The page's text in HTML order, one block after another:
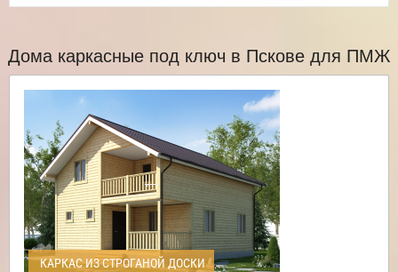
Дома каркасные под ключ в Пскове для ПМЖ
КАРКАС ИЗ СТРОГАНОЙ ДОСКИ